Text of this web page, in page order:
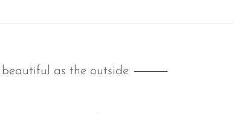
beautiful as the outside